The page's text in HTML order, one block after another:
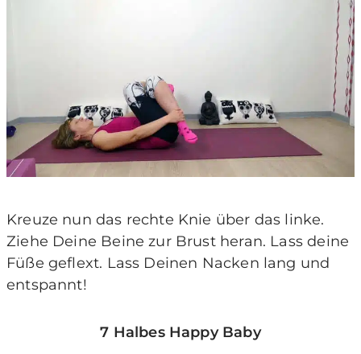
Kreuze nun das rechte Knie über das linke.
Ziehe Deine Beine zur Brust heran. Lass deine
Füße geflext. Lass Deinen Nacken lang und
entspannt!
7 Halbes Happy Baby